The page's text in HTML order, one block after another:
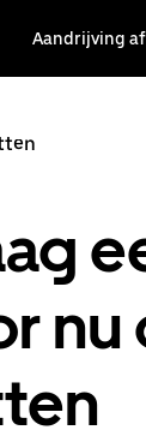
Aandrijving
nu